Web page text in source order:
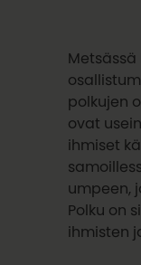
Metsässä
polkujen
ovat
ihmiset
umpeen,
Polku on
ihmisten